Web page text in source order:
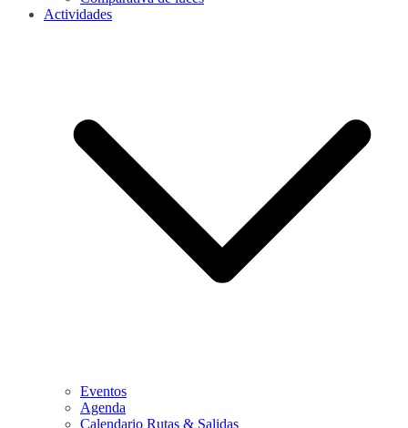
Actividades
Eventos
Agenda
Calendario Rutas & Salidas